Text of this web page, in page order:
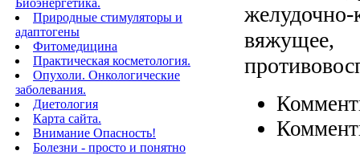
Биоэнергетика.
Природные стимуляторы и
адаптогены
Фитомедицина
Практическая косметология.
Опухоли. Онкологические
заболевания.
Диетология
Карта сайта.
Внимание Опасность!
Болезни - просто и понятно
вяжущее,